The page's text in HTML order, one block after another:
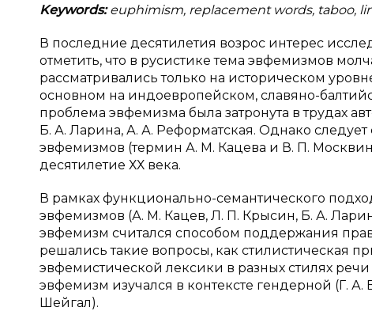
Keywords:euphimism, replacement words, taboo,
В последние десятилетия возрос интерес
отметить, что в русистике тема эвфемизмов
рассматривались только на историческом
основном на индоевропейском, славяно-
проблема эвфемизма была затронута в трудах
Б. А. Ларина, А. А. Реформатская. Однако
эвфемизмов (термин А. М. Кацева и В. П.
десятилетие ХХ века.
В рамках функционально-семантического
эвфемизмов (А. М. Кацев, Л. П. Крысин, Б. А.
эвфемизм считался способом поддержания
решались такие вопросы, как стилистическая
эвфемистической лексики в разных стилях
эвфемизм изучался в контексте гендерной (Г.
Шейгал).